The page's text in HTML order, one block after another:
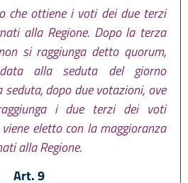
che ottiene i voti dei due terzi
alla Regione. Dopo la terza
si raggiunga detto quorum,
alla seduta del giorno
seduta, dopo due votazioni, ove
i due terzi dei voti
eletto con la maggioranza
alla Regione.
Art. 9